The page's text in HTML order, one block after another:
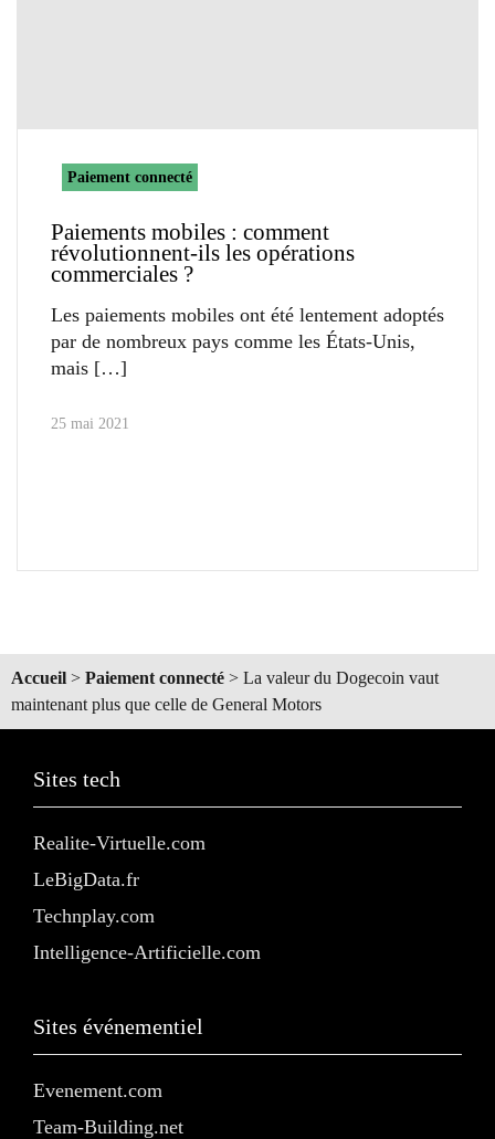
Paiement connecté
Paiements mobiles : comment
révolutionnent-ils les opérations
commerciales ?
Les paiements mobiles ont été lentement adoptés
par de nombreux pays comme les États-Unis,
mais
25 mai 2021
Accueil > Paiement connecté > La valeur du Dogecoin vaut
maintenant plus que celle de General Motors
Sites tech
Realite-Virtuelle.com
LeBigData.fr
Technplay.com
Intelligence-Artificielle.com
Sites événementiel
Evenement.com
Team-Building.net